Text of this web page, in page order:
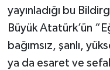
yayınladığı bu
Büyük Atatürk’ün
bağımsız, şanlı,
ya da esaret ve